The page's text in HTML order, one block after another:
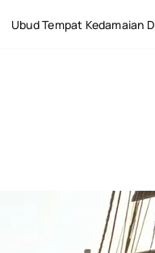
Kedamaian Dan Ketenangan